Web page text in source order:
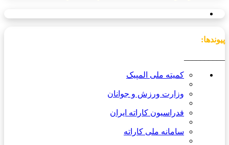
پیوندها:
کمیته ملی المپیک
وزارت ورزش و جوانان
فدراسیون کاراته ایران
سامانه ملی کاراته